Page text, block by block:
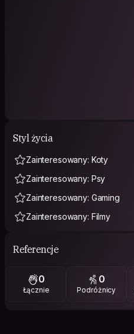
Styl życia
Zainteresowany: Koty
Zainteresowany: Psy
Zainteresowany: Gaming
Zainteresowany: Filmy
Referencje
0
Łącznie
0
Podróżnicy